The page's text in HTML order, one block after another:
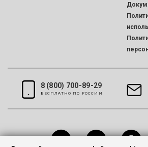
8 (800) 700-89-29
БЕСПЛАТНО ПО РОССИИ